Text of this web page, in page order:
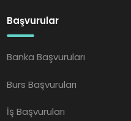
Başvurular
Banka Başvuruları
Burs Başvuruları
İş Başvuruları